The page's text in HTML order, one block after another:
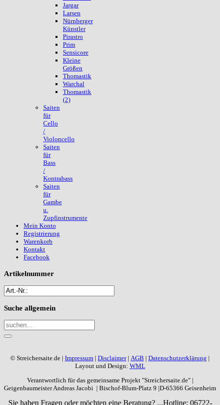
Jargar
Larsen
Nürnberger
Künstler
Pirastro
Prim
Sensicore
Kleine
Größen
Thomastik
Warchal
Thomastik
(2)
Saiten
für
Cello
/
Violoncello
Saiten
für
Bass
/
Kontrabass
Saiten
für
Gambe
u.
Zupfinstrumente
Mein Konto
Registrierung
Warenkorb
Kontakt
Facebook
Artikelnummer
Suche allgemein
© Streichersaite.de | Impressum | Disclaimer| AGB | Datenschutzerklärung |
Layout und Design: WML
Verantwortlich für das gemeinsame Projekt "Streichersaite.de" |
Geigenbaumeister Andreas Jacobi | Bischof-Blum-Platz 9 |D-65366 Geisenheim
Sie haben Fragen oder möchten eine Beratung? ...Hotline: 06722-